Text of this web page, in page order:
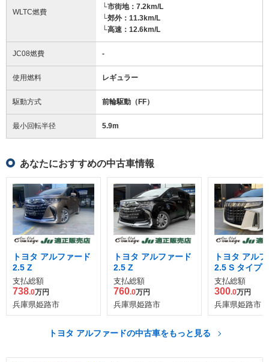
WLTC燃費
└市街地：7.2km/L
└郊外：11.3km/L
└高速：12.6km/L
JC08燃費 -
使用燃料 レギュラー
駆動方式 前輪駆動（FF）
最小回転半径 5.9m
あなたにおすすめの中古車情報
トヨタ アルファード
2.5 Z
支払総額
738.0万円
兵庫県姫路市
トヨタ アルファード
2.5 Z
支払総額
760.0万円
兵庫県姫路市
トヨタ アル
2.5 S タイプ
支払総額
300.0万円
兵庫県姫路市
トヨタ アルファードの中古車をもっと見る